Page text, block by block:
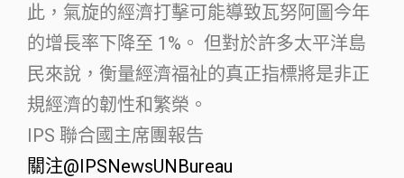
此，氣旋的經濟打擊可能導致瓦努阿圖今年
的增長率下降至 1%。 但對於許多太平洋島
民來說，衡量經濟福祉的真正指標將是非正
規經濟的韌性和繁榮。
IPS 聯合國主席團報告
關注@IPSNewsUNBureau